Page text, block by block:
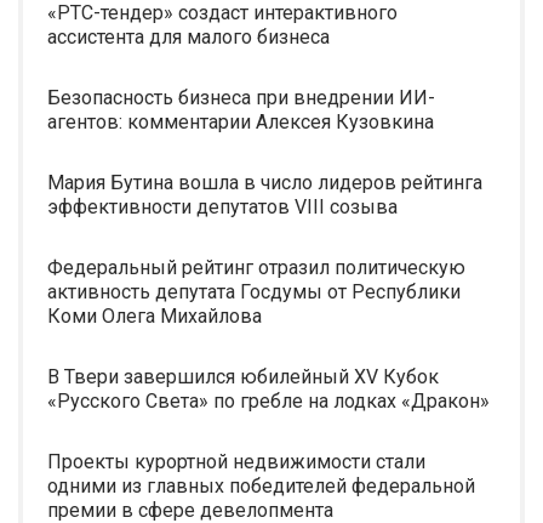
«РТС-тендер» создаст интерактивного
ассистента для малого бизнеса
Безопасность бизнеса при внедрении ИИ-
агентов: комментарии Алексея Кузовкина
Мария Бутина вошла в число лидеров рейтинга
эффективности депутатов VIII созыва
Федеральный рейтинг отразил политическую
активность депутата Госдумы от Республики
Коми Олега Михайлова
В Твери завершился юбилейный XV Кубок
«Русского Света» по гребле на лодках «Дракон»
Проекты курортной недвижимости стали
одними из главных победителей федеральной
премии в сфере девелопмента